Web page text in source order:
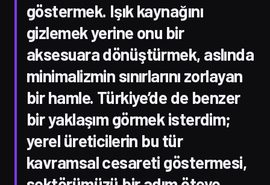
göstermek. Işık kaynağını
gizlemek yerine onu bir
aksesuara dönüştürmek, aslında
minimalizmin sınırlarını zorlayan
bir hamle. Türkiye’de de benzer
bir yaklaşım görmek isterdim;
yerel üreticilerin bu tür
kavramsal cesareti göstermesi,